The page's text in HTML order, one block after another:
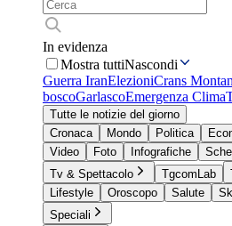
In evidenza
Mostra tuttiNascondi
Guerra IranElezioniCrans
boscoGarlascoEmergenza Clima
Tutte le notizie del giorno
Cronaca
Mondo Politica
Video
Foto Infografiche
Tv & Spettacolo
TgcomLab
Lifestyle
Oroscopo Salute
Speciali